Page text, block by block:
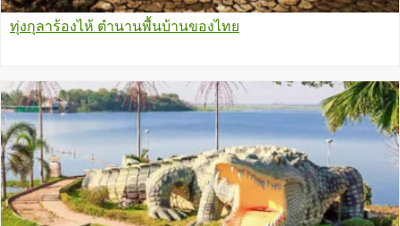
ทุ่งกุลาร้องไห้ ตำนานพื้นบ้านของไทย